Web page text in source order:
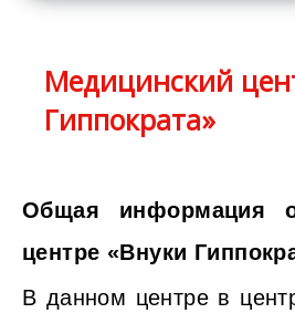
Медицинский
Гиппократа»
Общая информация
центре «Внуки
В данном центре в